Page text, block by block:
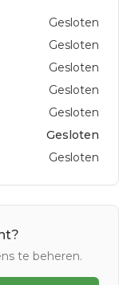
Gesloten
Gesloten
Gesloten
Gesloten
Gesloten
Gesloten
Gesloten
te beheren.